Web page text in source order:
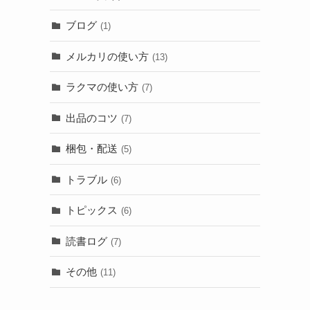
ブログ (1)
メルカリの使い方 (13)
ラクマの使い方 (7)
出品のコツ (7)
梱包・配送 (5)
トラブル (6)
トピックス (6)
読書ログ (7)
その他 (11)